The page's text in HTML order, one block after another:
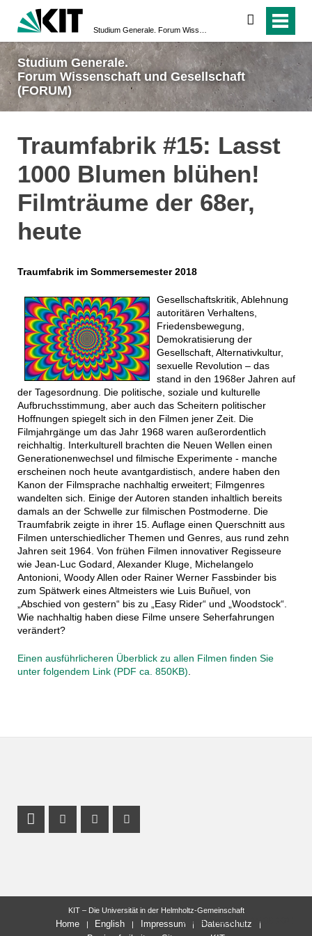
suchen
Studium Generale.
Forum Wissenschaft und Gesellschaft
(FORUM)
Traumfabrik #15: Lasst
1000 Blumen blühen!
Filmträume der 68er,
heute
Traumfabrik im Sommersemester 2018
Gesellschaftskritik, Ablehnung
autoritären Verhaltens,
Friedensbewegung,
Demokratisierung der
Gesellschaft, Alternativkultur,
sexuelle Revolution – das
stand in den 1968er Jahren auf
der Tagesordnung. Die politische, soziale und kulturelle
Aufbruchsstimmung, aber auch das Scheitern politischer
Hoffnungen spiegelt sich in den Filmen jener Zeit. Die
Filmjahrgänge um das Jahr 1968 waren außerordentlich
reichhaltig. Interkulturell brachten die Neuen Wellen einen
Generationenwechsel und filmische Experimente - manche
erscheinen noch heute avantgardistisch, andere haben den
Kanon der Filmsprache nachhaltig erweitert; Filmgenres
wandelten sich. Einige der Autoren standen inhaltlich bereits
damals an der Schwelle zur filmischen Postmoderne. Die
Traumfabrik zeigte in ihrer 15. Auflage einen Querschnitt aus
Filmen unterschiedlicher Themen und Genres, aus rund zehn
Jahren seit 1964. Von frühen Filmen innovativer Regisseure
wie Jean-Luc Godard, Alexander Kluge, Michelangelo
Antonioni, Woody Allen oder Rainer Werner Fassbinder bis
zum Spätwerk eines Altmeisters wie Luis Buñuel, von
„Abschied von gestern“ bis zu „Easy Rider“ und „Woodstock“.
Wie nachhaltig haben diese Filme unsere Seherfahrungen
verändert?
Einen ausführlicheren Überblick zu allen Filmen finden Sie
unter folgendem Link (PDF ca. 850KB).
Profil Mastodon
Instagram Profil
Facebook Profil
Youtube Profil
letzte Änderung: 25.06.2021
KIT – Die Universität in der Helmholtz-Gemeinschaft
Home English Impressum
Datenschutz